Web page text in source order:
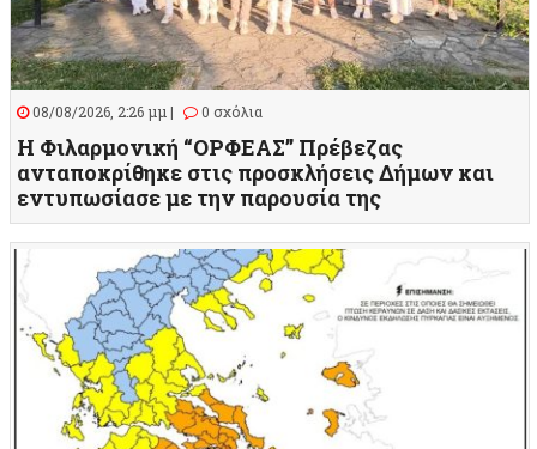
08/08/2026, 2:26 μμ | 0 σχόλια
Η Φιλαρμονική “ΟΡΦΕΑΣ” Πρέβεζας
ανταποκρίθηκε στις προσκλήσεις Δήμων και
εντυπωσίασε με την παρουσία της